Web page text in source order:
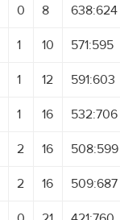
0 8 638:624
1 10 571:595
1 12 591:603
1 16 532:706
2 16 508:599
2 16 509:687